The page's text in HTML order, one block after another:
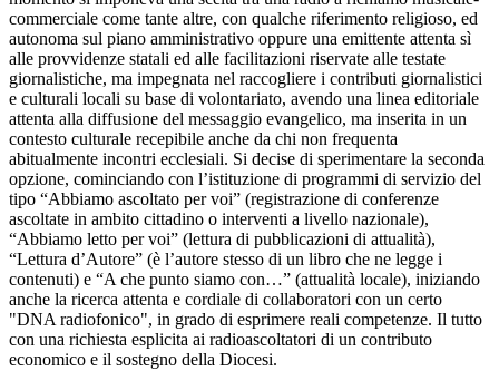
commerciale come tante altre, con qualche riferimento religioso, ed
autonoma sul piano amministrativo oppure una emittente attenta sì
alle provvidenze statali ed alle facilitazioni riservate alle testate
giornalistiche, ma impegnata nel raccogliere i contributi giornalistici
e culturali locali su base di volontariato, avendo una linea editoriale
attenta alla diffusione del messaggio evangelico, ma inserita in un
contesto culturale recepibile anche da chi non frequenta
abitualmente incontri ecclesiali. Si decise di sperimentare la seconda
opzione, cominciando con l’istituzione di programmi di servizio del
tipo “Abbiamo ascoltato per voi” (registrazione di conferenze
ascoltate in ambito cittadino o interventi a livello nazionale),
“Abbiamo letto per voi” (lettura di pubblicazioni di attualità),
“Lettura d’Autore” (è l’autore stesso di un libro che ne legge i
contenuti) e “A che punto siamo con…” (attualità locale), iniziando
anche la ricerca attenta e cordiale di collaboratori con un certo
"DNA radiofonico", in grado di esprimere reali competenze. Il tutto
con una richiesta esplicita ai radioascoltatori di un contributo
economico e il sostegno della Diocesi.